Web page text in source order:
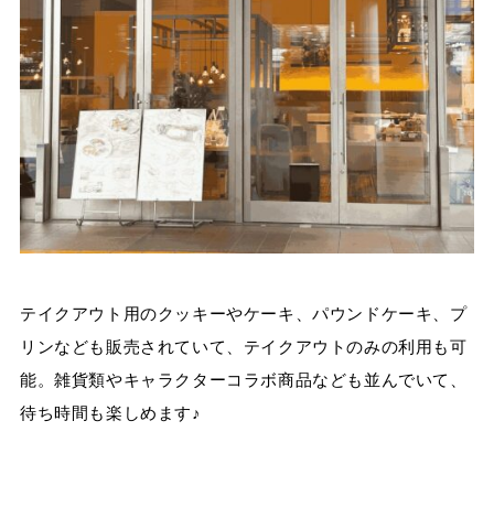
テイクアウト用のクッキーやケーキ、パウンドケーキ、プ
リンなども販売されていて、テイクアウトのみの利用も可
能。雑貨類やキャラクターコラボ商品なども並んでいて、
待ち時間も楽しめます♪